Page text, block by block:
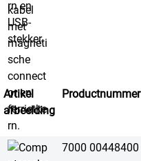
Artikel
afbeelding
Productnummer
7000 00448400